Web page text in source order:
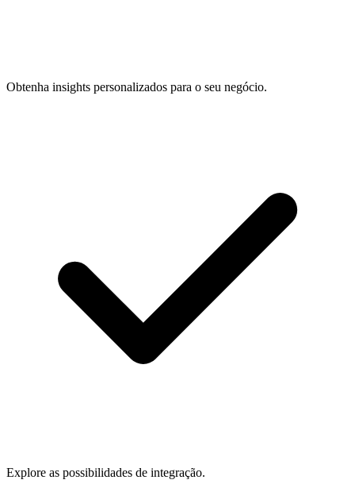
Obtenha insights personalizados para o seu negócio.
Explore as possibilidades de integração.